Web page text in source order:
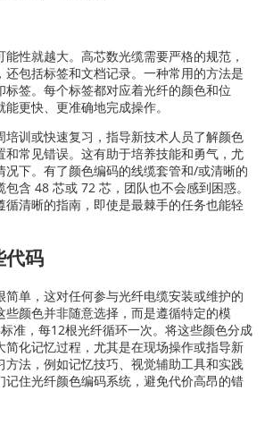
性就越大。高芯数光缆需要严格的规范，
还包括标签和文档记录。一种常用的方法是
标签。每个标签都对应着光纤的颜色和位
更快、更准确地完成操作。
培训或快速复习，指导新技术人员了解颜色
和常见错误。这有助于培养技能和勇气，尤
况下。有了颜色编码的线缆套管和/或清晰的
含 48 芯或 72 芯，团队也不会感到困惑。
循清晰的指南，即使是最棘手的任务也能轻
代码
简单，这对任何参与光纤电缆安装或维护的
些颜色并非随意选择，而是遵循特定的模
准，每12根光纤循环一次。将这些颜色分成
简化记忆过程，尤其是在现场操作或指导新
方法，例如记忆技巧、视觉辅助工具和实践
记住光纤颜色编码系统，避免代价高昂的错